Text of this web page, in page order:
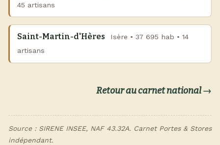
45 artisans
Saint-Martin-d'Hères
Isère • 37 695 hab • 14
artisans
Retour au carnet national →
Source : SIRENE INSEE, NAF 43.32A. Carnet Portes & Stores
indépendant.